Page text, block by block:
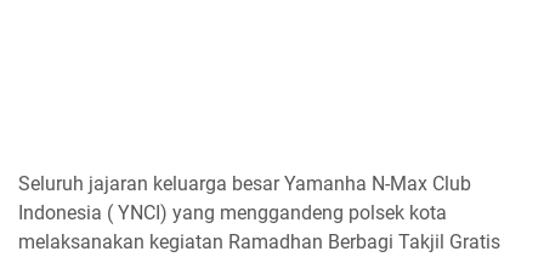
Seluruh jajaran keluarga besar Yamanha N-Max Club
Indonesia ( YNCI) yang menggandeng polsek kota
melaksanakan kegiatan Ramadhan Berbagi Takjil Gratis